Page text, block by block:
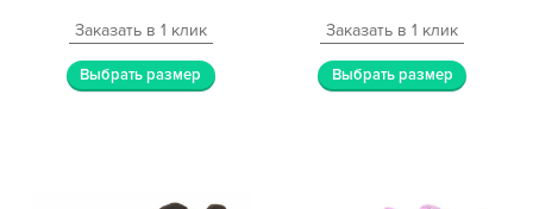
Заказать в 1 клик
Выбрать размер
Заказать в 1 клик
Выбрать размер